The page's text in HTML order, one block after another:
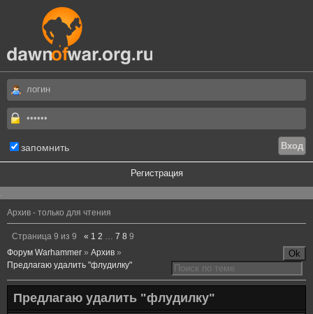
запомнить
Регистрация
.
Архив - только для чтения
Страница 9 из 9 « 1 2 … 7 8 9
Форум Warhammer » Архив »
Предлагаю удалить "флудилку"
Предлагаю удалить "флудилку"